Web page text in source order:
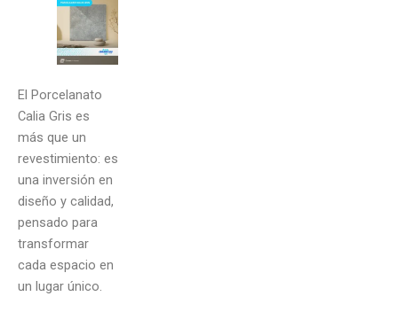
El Porcelanato
Calia Gris es
más que un
revestimiento: es
una inversión en
diseño y calidad,
pensado para
transformar
cada espacio en
un lugar único.